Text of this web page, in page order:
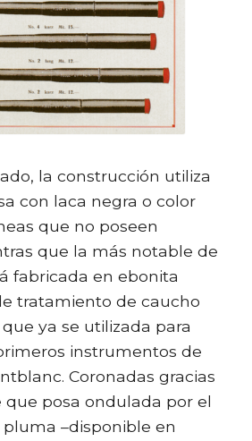
la construcción utiliza
con laca negra o color
que no poseen
que la más notable de
fabricada en ebonita
tratamiento de caucho
ya se utilizada para
instrumentos de
Coronadas gracias
que posa ondulada por el
–disponible en